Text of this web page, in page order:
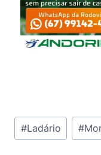
Tags
do
#Ladário #